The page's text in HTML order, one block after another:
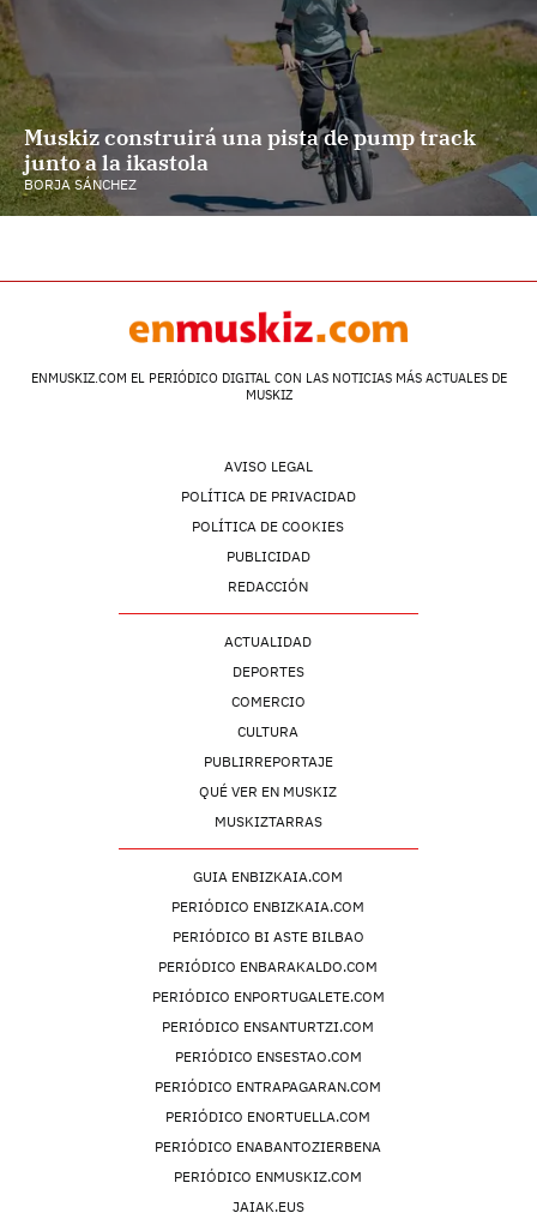
Muskiz construirá una pista de pump track
junto a la ikastola
BORJA SÁNCHEZ
ENMUSKIZ.COM EL PERIÓDICO DIGITAL CON LAS NOTICIAS MÁS ACTUALES DE
MUSKIZ
AVISO LEGAL
POLÍTICA DE PRIVACIDAD
POLÍTICA DE COOKIES
PUBLICIDAD
REDACCIÓN
ACTUALIDAD
DEPORTES
COMERCIO
CULTURA
PUBLIRREPORTAJE
QUÉ VER EN MUSKIZ
MUSKIZTARRAS
GUIA ENBIZKAIA.COM
PERIÓDICO ENBIZKAIA.COM
PERIÓDICO BI ASTE BILBAO
PERIÓDICO ENBARAKALDO.COM
PERIÓDICO ENPORTUGALETE.COM
PERIÓDICO ENSANTURTZI.COM
PERIÓDICO ENSESTAO.COM
PERIÓDICO ENTRAPAGARAN.COM
PERIÓDICO ENORTUELLA.COM
PERIÓDICO ENABANTOZIERBENA
PERIÓDICO ENMUSKIZ.COM
JAIAK.EUS